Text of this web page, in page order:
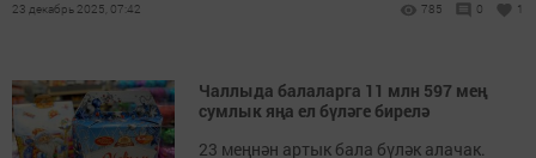
23 декабрь 2025, 07:42 785 0 1
Чаллыда балаларга 11 млн 597 мең
сумлык яңа ел бүләге бирелә
23 меңнән артык бала бүләк алачак.